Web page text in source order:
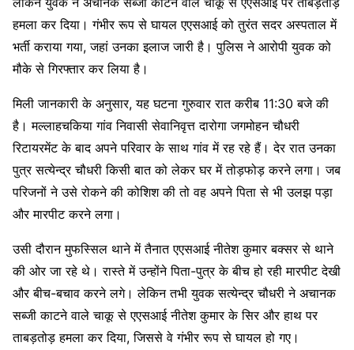
हमला कर दिया। गंभीर रूप से घायल एएसआई को तुरंत सदर अस्पताल में
भर्ती कराया गया, जहां उनका इलाज जारी है। पुलिस ने आरोपी युवक को
मौके से गिरफ्तार कर लिया है।
मिली जानकारी के अनुसार, यह घटना गुरुवार रात करीब 11:30 बजे की
है। मल्लाहचकिया गांव निवासी सेवानिवृत्त दारोगा जगमोहन चौधरी
रिटायरमेंट के बाद अपने परिवार के साथ गांव में रह रहे हैं। देर रात उनका
पुत्र सत्येन्द्र चौधरी किसी बात को लेकर घर में तोड़फोड़ करने लगा। जब
परिजनों ने उसे रोकने की कोशिश की तो वह अपने पिता से भी उलझ पड़ा
और मारपीट करने लगा।
उसी दौरान मुफस्सिल थाने में तैनात एएसआई नीतेश कुमार बक्सर से थाने
की ओर जा रहे थे। रास्ते में उन्होंने पिता-पुत्र के बीच हो रही मारपीट देखी
और बीच-बचाव करने लगे। लेकिन तभी युवक सत्येन्द्र चौधरी ने अचानक
सब्जी काटने वाले चाकू से एएसआई नीतेश कुमार के सिर और हाथ पर
ताबड़तोड़ हमला कर दिया, जिससे वे गंभीर रूप से घायल हो गए।